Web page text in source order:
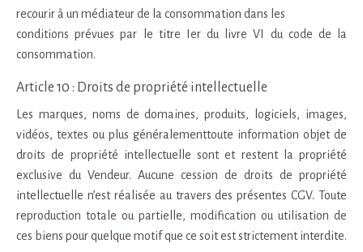
recourir à un médiateur de la consommation dans les
conditions prévues par le titre Ier du livre VI du code de la
consommation.
Article 10 : Droits de propriété intellectuelle
Les marques, noms de domaines, produits, logiciels, images,
vidéos, textes ou plus généralementtoute information objet de
droits de propriété intellectuelle sont et restent la propriété
exclusive du Vendeur. Aucune cession de droits de propriété
intellectuelle n’est réalisée au travers des présentes CGV. Toute
reproduction totale ou partielle, modification ou utilisation de
ces biens pour quelque motif que ce soit est strictement interdite.